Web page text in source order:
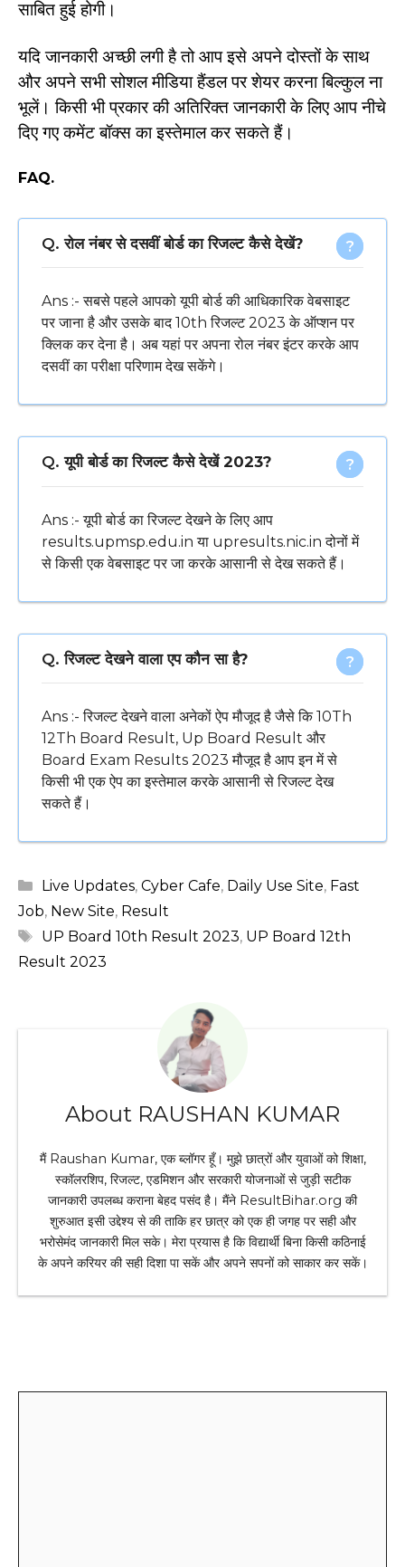
साबित हुई होगी।
यदि जानकारी अच्छी लगी है तो आप इसे अपने दोस्तों के साथ
और अपने सभी सोशल मीडिया हैंडल पर शेयर करना बिल्कुल ना
भूलें। किसी भी प्रकार की अतिरिक्त जानकारी के लिए आप नीचे
दिए गए कमेंट बॉक्स का इस्तेमाल कर सकते हैं।
FAQ.
Q.रोल नंबर से दसवीं बोर्ड का रिजल्ट कैसे देखें?
Ans :- सबसे पहले आपको यूपी बोर्ड की आधिकारिक वेबसाइट
पर जाना है और उसके बाद 10th रिजल्ट 2023 के ऑप्शन पर
क्लिक कर देना है। अब यहां पर अपना रोल नंबर इंटर करके आप
दसवीं का परीक्षा परिणाम देख सकेंगे।
Q.यूपी बोर्ड का रिजल्ट कैसे देखें 2023?
Ans :- यूपी बोर्ड का रिजल्ट देखने के लिए आप
results.upmsp.edu.in या upresults.nic.in दोनों में
से किसी एक वेबसाइट पर जा करके आसानी से देख सकते हैं।
Q.रिजल्ट देखने वाला एप कौन सा है?
Ans :- रिजल्ट देखने वाला अनेकों ऐप मौजूद है जैसे कि 10Th
12Th Board Result, Up Board Result और
Board Exam Results 2023 मौजूद है आप इन में से
किसी भी एक ऐप का इस्तेमाल करके आसानी से रिजल्ट देख
सकते हैं।
Categories
Live Updates, Cyber Cafe, Daily Use Site, Fast
Job, New Site, Result
Tags
UP Board 10th Result 2023, UP Board 12th
Result 2023
About RAUSHAN KUMAR
मैं Raushan Kumar, एक ब्लॉगर हूँ। मुझे छात्रों और युवाओं को शिक्षा,
स्कॉलरशिप, रिजल्ट, एडमिशन और सरकारी योजनाओं से जुड़ी सटीक
जानकारी उपलब्ध कराना बेहद पसंद है। मैंने ResultBihar.org की
शुरुआत इसी उद्देश्य से की ताकि हर छात्र को एक ही जगह पर सही और
भरोसेमंद जानकारी मिल सके। मेरा प्रयास है कि विद्यार्थी बिना किसी कठिनाई
के अपने करियर की सही दिशा पा सकें और अपने सपनों को साकार कर सकें।